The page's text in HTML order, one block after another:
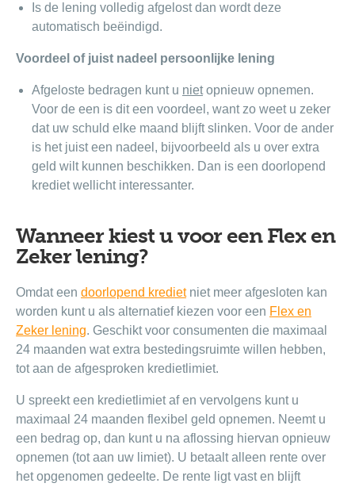
Is de lening volledig afgelost dan wordt deze
automatisch beëindigd.
Voordeel of juist nadeel persoonlijke lening
Afgeloste bedragen kunt u nietopnieuw opnemen.
Voor de een is dit een voordeel, want zo weet u zeker
dat uw schuld elke maand blijft slinken. Voor de ander
is het juist een nadeel, bijvoorbeeld als u over extra
geld wilt kunnen beschikken. Dan is een doorlopend
krediet wellicht interessanter.
Wanneer kiest u voor een Flex en
Zeker lening?
Omdat een doorlopend kredietniet meer afgesloten kan
worden kunt u als alternatief kiezen voor een Flex en
Zeker lening. Geschikt voor consumenten die maximaal
24 maanden wat extra bestedingsruimte willen hebben,
tot aan de afgesproken kredietlimiet.
U spreekt een kredietlimiet af en vervolgens kunt u
maximaal 24 maanden flexibel geld opnemen. Neemt u
een bedrag op, dan kunt u na aflossing hiervan opnieuw
opnemen (tot aan uw limiet). U betaalt alleen rente over
het opgenomen gedeelte. De rente ligt vast en blijft